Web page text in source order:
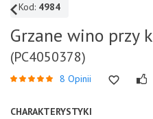
Kod: 4984
Grzane wino przy
(PC4050378)
8 Opinii
CHARAKTERYSTYKI